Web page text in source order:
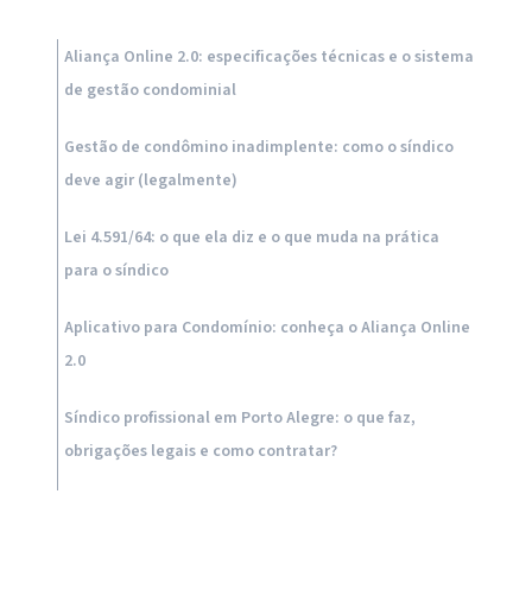
Aliança Online 2.0: especificações técnicas e o sistema
de gestão condominial
Gestão de condômino inadimplente: como o síndico
deve agir (legalmente)
Lei 4.591/64: o que ela diz e o que muda na prática
para o síndico
Aplicativo para Condomínio: conheça o Aliança Online
2.0
Síndico profissional em Porto Alegre: o que faz,
obrigações legais e como contratar?